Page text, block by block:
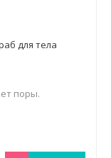
для тела
поры.